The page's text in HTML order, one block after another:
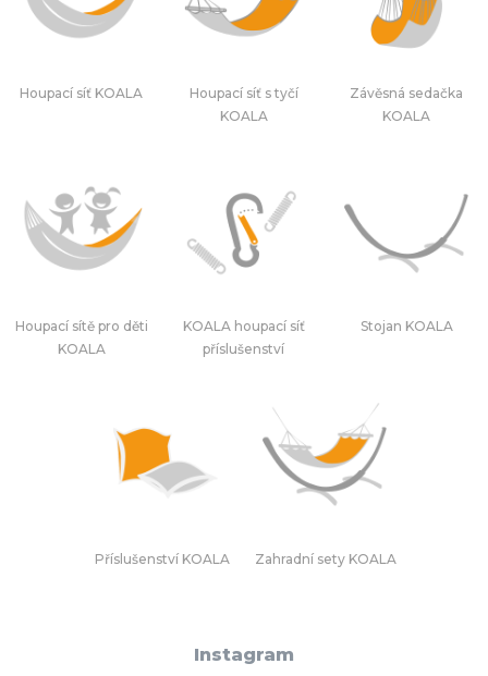
Houpací síť KOALA
Houpací síť s tyčí
KOALA
Závěsná sedačka
KOALA
Houpací sítě pro děti
KOALA
KOALA houpací síť
příslušenství
Stojan KOALA
Příslušenství KOALA Zahradní sety KOALA
Instagram